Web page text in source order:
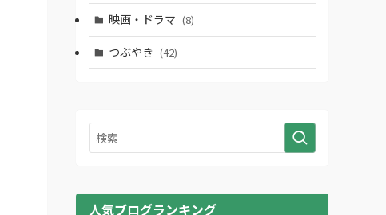
映画・ドラマ (8)
つぶやき (42)
人気ブログランキング